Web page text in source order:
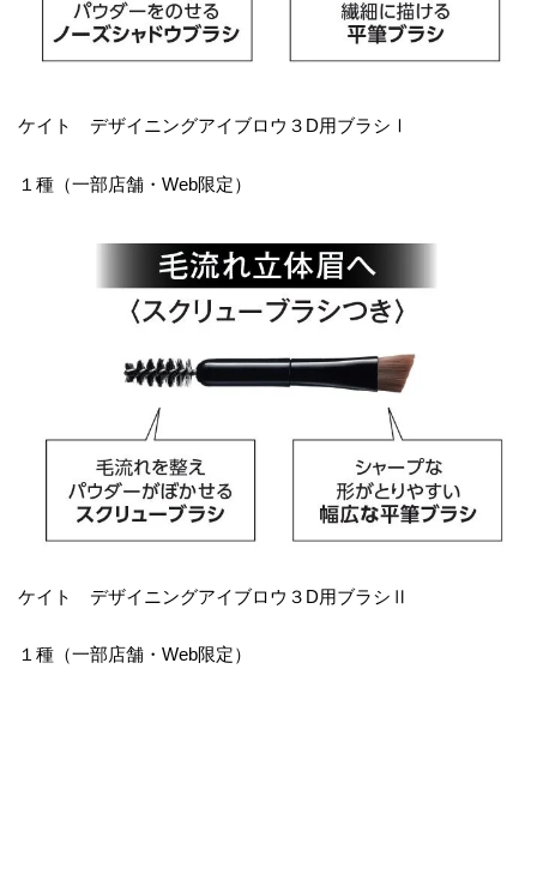
ケイト デザイニングアイブロウ３D用ブラシⅠ
１種（一部店舗・Web限定）
ケイト デザイニングアイブロウ３D用ブラシⅡ
１種（一部店舗・Web限定）